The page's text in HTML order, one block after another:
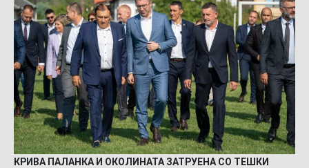
КРИВА ПАЛАНКА И ОКОЛИНАТА ЗАТРУЕНА СО ТЕШКИ